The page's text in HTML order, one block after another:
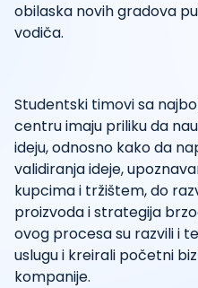
obilaska novih gradova
vodiča.
Studentski timovi sa
centru imaju priliku da
ideju, odnosno kako da
validiranja ideje,
kupcima i tržištem, do
proizvoda i strategija
ovog procesa su razvili i
uslugu i kreirali početni
kompanije.